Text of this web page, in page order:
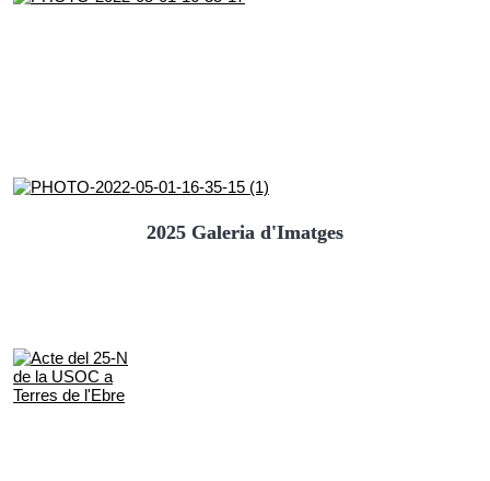
2025 Galeria d'Imatges